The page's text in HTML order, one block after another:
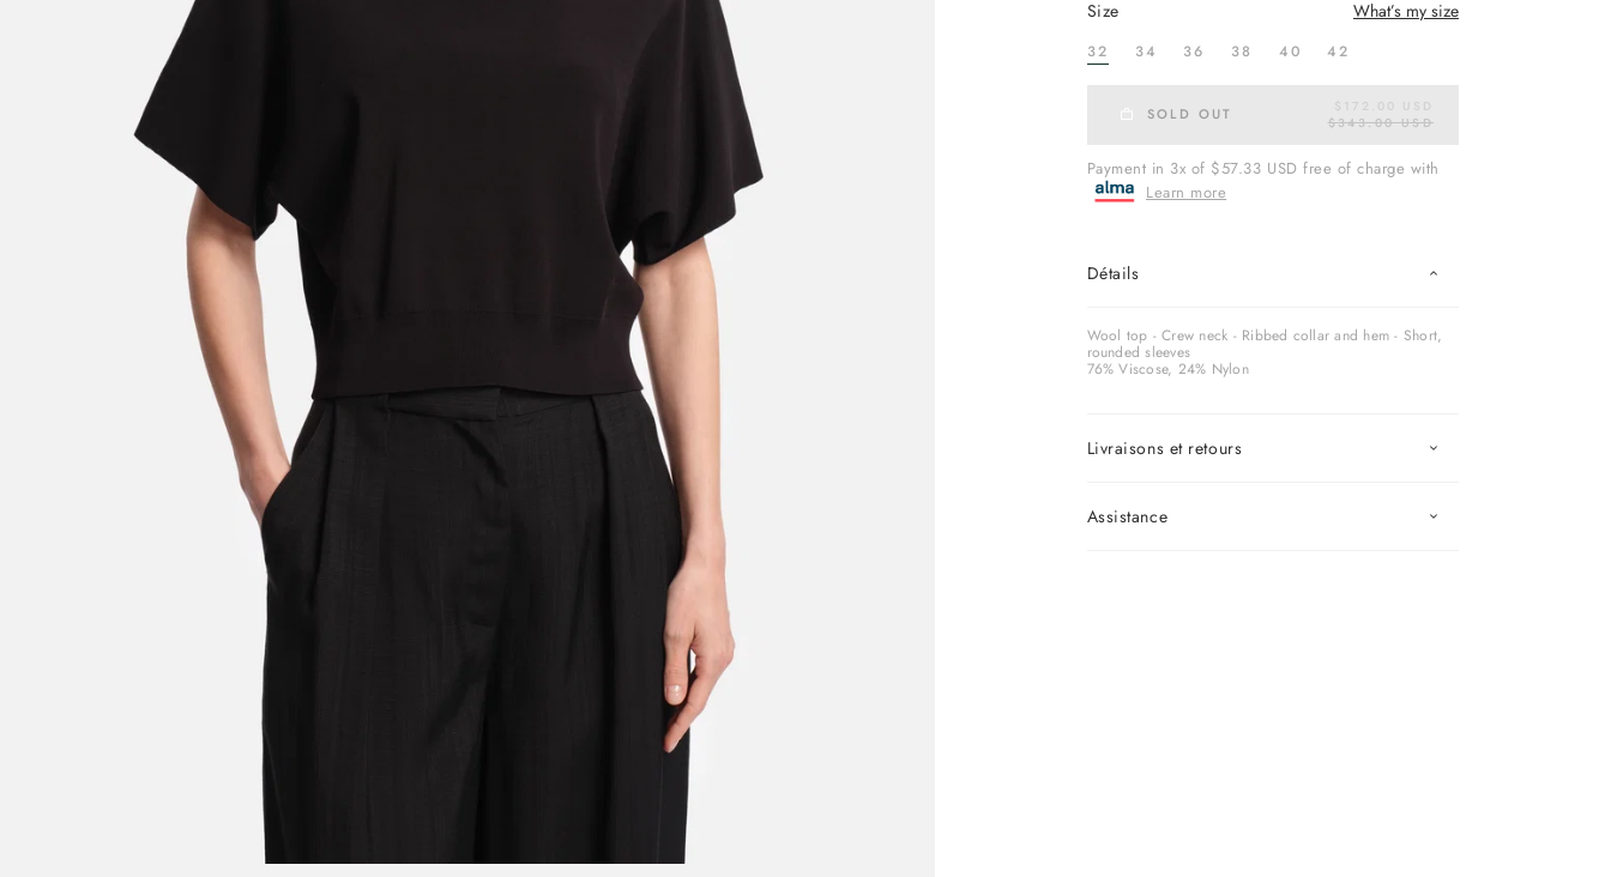
size What’s my size
32 34 36 38 40 42
SOLD OUT R
G
U
I
$343.00 USD
Payment in 3x of $57.33 USD free of charge with
Learn more
Détails
Wool top - Crew neck - Ribbed collar and hem - Short,
rounded sleeves
76% Viscose, 24% Nylon
Livraisons et retours
Assistance